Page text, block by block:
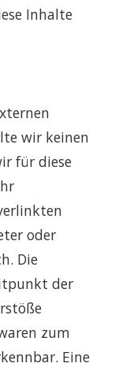
Inhalte
wir keinen
für diese
oder
Die
der
zum
Eine